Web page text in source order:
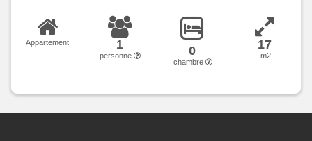
Appartement 1
personne 0
chambre
17
m2